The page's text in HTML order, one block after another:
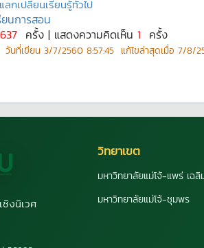
ลกเปลี่ยนเรียนรู้ทั่วไป
นการสอน
ครั้ง | แสดงความคิดเห็น 1 ครั้ง
วันที่เขียน 3/7/2560 8:57:45 แก้ไขล่าสุดเมื่อ 7/8/
งนิเวศ
วิทยาเขต
มหาวิทยาลัยแม่โจ้-แพร่ เฉลิ
มหาวิทยาลัยแม่โจ้-ชุมพร